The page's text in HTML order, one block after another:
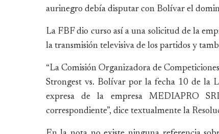
aurinegro debía disputar con Bolívar el
La FBF dio curso así a una solicitud de la
la transmisión televisiva de los partidos y
“La Comisión Organizadora de
Strongest vs. Bolívar por la fecha 10 de la
expresa de la empresa MEDIAPRO
correspondiente”, dice textualmente la